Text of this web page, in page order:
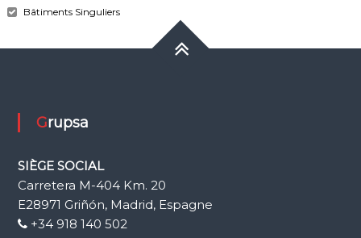
Bâtiments Singuliers
Grupsa
SIÈGE SOCIAL
Carretera M-404 Km. 20
E28971 Griñón, Madrid, Espagne
+34 918 140 502